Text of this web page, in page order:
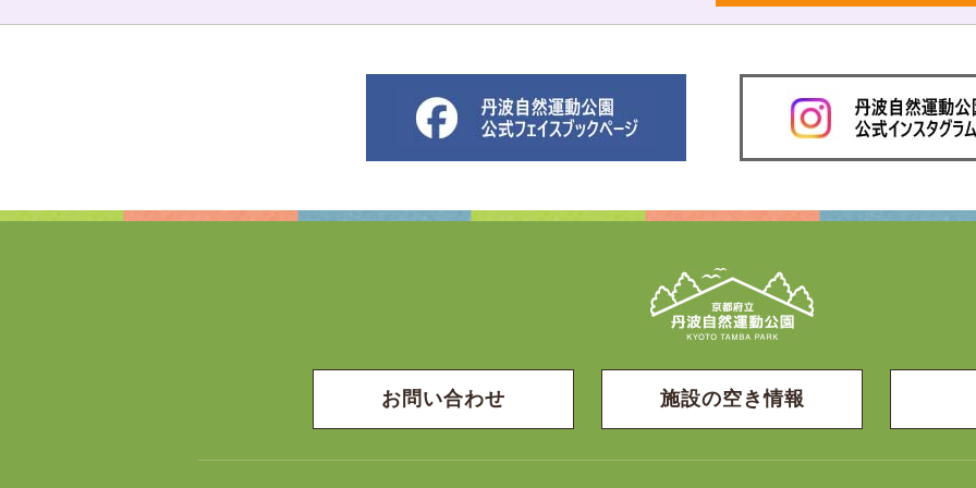
お問い合わせ 施設の空き情報